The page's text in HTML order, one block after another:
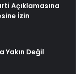
Açıklamasına
İzin
Yakın Değil